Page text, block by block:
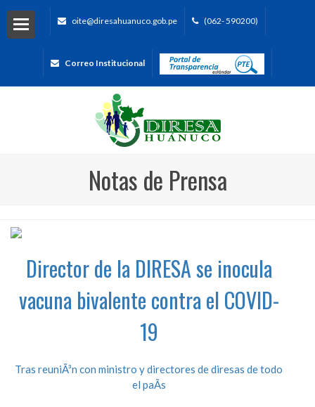
oite@diresahuanuco.gob.pe (062- 590200)
Correo Institucional
Notas de Prensa
Director de la DIRESA se inocula
vacuna bivalente contra el COVID-
19
Tras reuniÃ³n con ministro y directores de diresas de todo
el paÃ­s